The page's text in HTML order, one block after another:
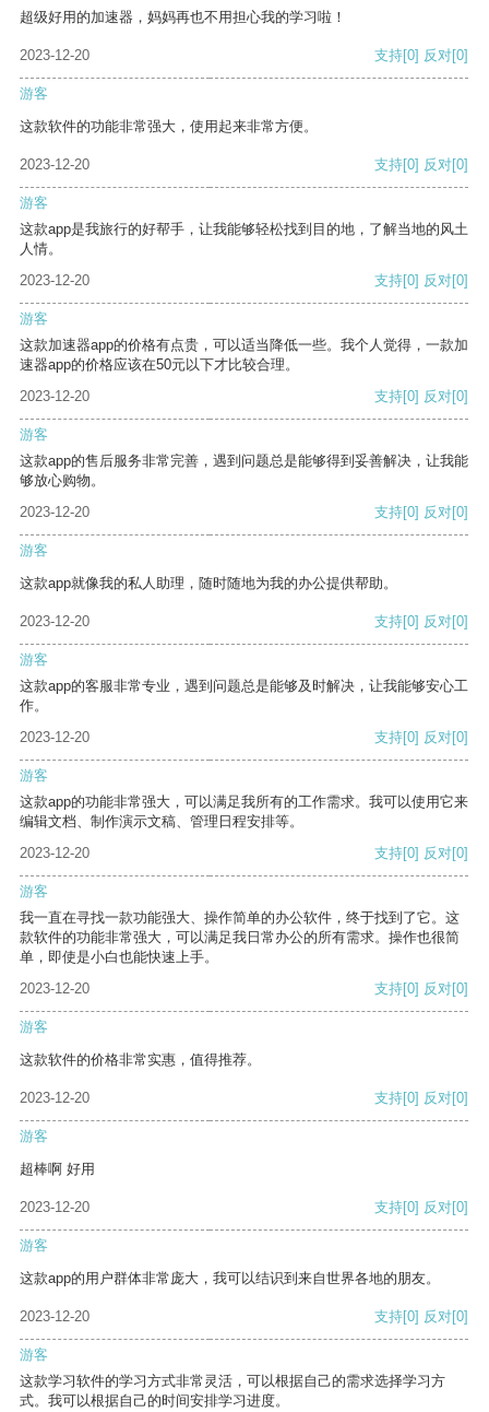
超级好用的加速器，妈妈再也不用担心我的学习啦！
2023-12-20 支持[0] 反对[0]
游客
这款软件的功能非常强大，使用起来非常方便。
2023-12-20 支持[0] 反对[0]
游客
这款app是我旅行的好帮手，让我能够轻松找到目的地，了解当地的风土
人情。
2023-12-20
支持[0] 反对[0]
游客
这款加速器app的价格有点贵，可以适当降低一些。我个人觉得，一款加
速器app的价格应该在50元以下才比较合理。
2023-12-20
支持[0] 反对[0]
游客
这款app的售后服务非常完善，遇到问题总是能够得到妥善解决，让我能
够放心购物。
2023-12-20
支持[0] 反对[0]
游客
这款app就像我的私人助理，随时随地为我的办公提供帮助。
2023-12-20 支持[0] 反对[0]
游客
这款app的客服非常专业，遇到问题总是能够及时解决，让我能够安心工
作。
2023-12-20
支持[0] 反对[0]
游客
这款app的功能非常强大，可以满足我所有的工作需求。我可以使用它来
编辑文档、制作演示文稿、管理日程安排等。
2023-12-20
支持[0] 反对[0]
游客
我一直在寻找一款功能强大、操作简单的办公软件，终于找到了它。这
款软件的功能非常强大，可以满足我日常办公的所有需求。操作也很简
单，即使是小白也能快速上手。
2023-12-20
支持[0] 反对[0]
游客
这款软件的价格非常实惠，值得推荐。
2023-12-20 支持[0] 反对[0]
游客
超棒啊 好用
2023-12-20 支持[0] 反对[0]
游客
这款app的用户群体非常庞大，我可以结识到来自世界各地的朋友。
2023-12-20 支持[0] 反对[0]
游客
这款学习软件的学习方式非常灵活，可以根据自己的需求选择学习方
式。我可以根据自己的时间安排学习进度。